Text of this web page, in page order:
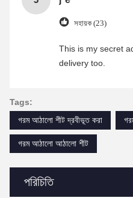
পরিচিতি
সহায়ক (23)
This is my secret
delivery too.
Tags:
গরম আঠালো শীট দ্রবীভূত করা
গরম আঠালো আঠালো শীট